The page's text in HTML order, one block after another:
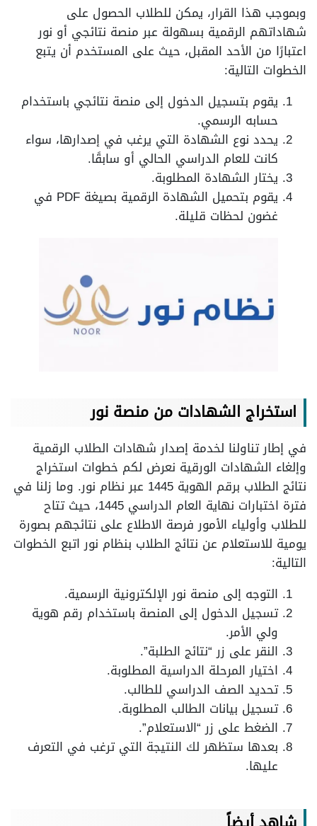
وبموجب هذا القرار، يمكن للطلاب الحصول على
شهاداتهم الرقمية بسهولة عبر منصة نتائجي أو نور
اعتبارًا من الأحد المقبل، حيث على المستخدم أن يتبع
الخطوات التالية:
يقوم بتسجيل الدخول إلى منصة نتائجي باستخدام
حسابه الرسمي.
يحدد نوع الشهادة التي يرغب في إصدارها، سواء
كانت للعام الدراسي الحالي أو سابقًا.
يختار الشهادة المطلوبة.
يقوم بتحميل الشهادة الرقمية بصيغة PDF في
غضون لحظات قليلة.
استخراج الشهادات من منصة نور
في إطار تناولنا لخدمة إصدار شهادات الطلاب الرقمية
وإلغاء الشهادات الورقية نعرض لكم خطوات استخراج
نتائج الطلاب برقم الهوية 1445 عبر نظام نور. وما زلنا في
فترة اختبارات نهاية العام الدراسي 1445، حيث تتاح
للطلاب وأولياء الأمور فرصة الاطلاع على نتائجهم بصورة
يومية للاستعلام عن نتائج الطلاب بنظام نور اتبع الخطوات
التالية:
التوجه إلى منصة نور الإلكترونية الرسمية.
تسجيل الدخول إلى المنصة باستخدام رقم هوية
ولي الأمر.
النقر على زر “نتائج الطلبة”.
اختيار المرحلة الدراسية المطلوبة.
تحديد الصف الدراسي للطالب.
تسجيل بيانات الطالب المطلوبة.
الضغط على زر “الاستعلام”.
بعدها ستظهر لك النتيجة التي ترغب في التعرف
عليها.